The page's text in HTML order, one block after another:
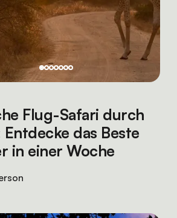
Flug-Safari durch
das Beste
in einer Woche